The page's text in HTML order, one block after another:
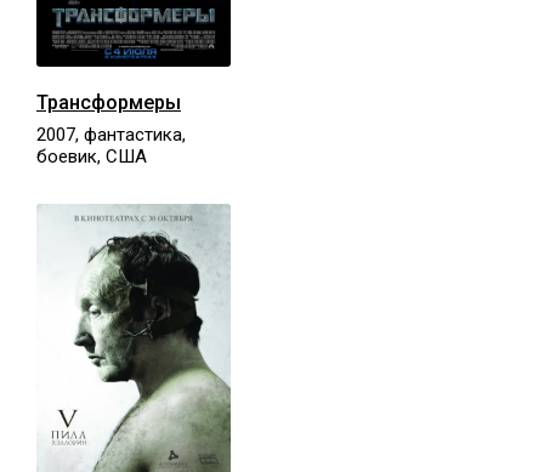
Трансформеры
2007, фантастика,
боевик, США